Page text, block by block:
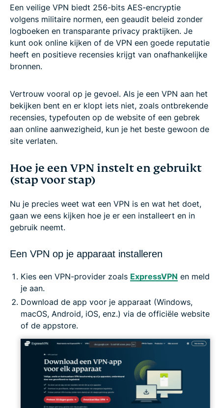
Een veilige VPN biedt 256-bits AES-encryptie
volgens militaire normen, een geaudit beleid zonder
logboeken en transparante privacy praktijken. Je
kunt ook online kijken of de VPN een goede reputatie
heeft en positieve recensies krijgt van onafhankelijke
bronnen.
Vertrouw vooral op je gevoel. Als je een VPN aan het
bekijken bent en er klopt iets niet, zoals ontbrekende
recensies, typefouten op de website of een gebrek
aan online aanwezigheid, kun je het beste gewoon de
site verlaten.
Hoe je een VPN instelt en gebruikt
(stap voor stap)
Nu je precies weet wat een VPN is en wat het doet,
gaan we eens kijken hoe je er een installeert en in
gebruik neemt.
Een VPN op je apparaat installeren
Kies een VPN-provider zoals ExpressVPN en meld
je aan.
Download de app voor je apparaat (Windows,
macOS, Android, iOS, enz.) via de officiële website
of de appstore.